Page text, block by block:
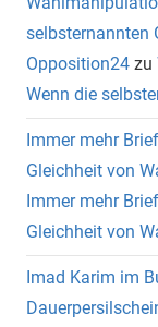
selbsternannten
Opposition24 zu
Wenn die
Immer mehr
Gleichheit von
Immer mehr
Gleichheit von
Imad Karim im